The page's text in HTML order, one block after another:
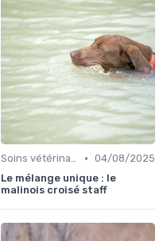
Soins vétérinaires pour chiens de chasse • 04/08/2025
Le mélange unique : le
malinois croisé staff